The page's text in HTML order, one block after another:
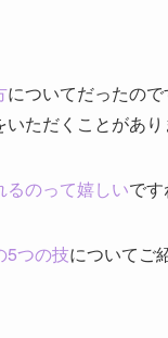
についてだったの
いただくことがあり
るのって嬉しいで
5つの技についてご